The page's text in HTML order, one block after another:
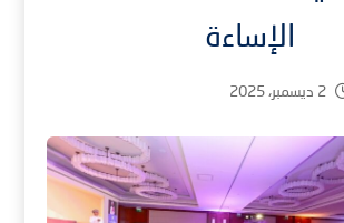
الإساءة
2 ديسمبر، 2025